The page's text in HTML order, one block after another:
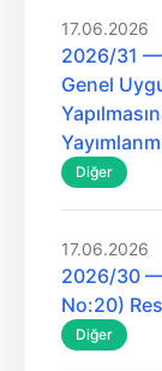
17.06.2026
2026/31 —
Genel
Diğer
17.06.2026
2026/30 —
No:20)
Diğer